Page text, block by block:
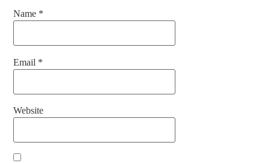
Name *
Email *
Website